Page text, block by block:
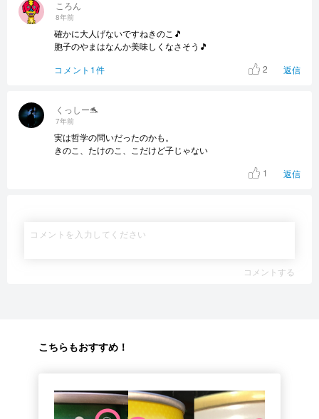
くっしー🐬
7年前
実は哲学の問いだったのかも。
きのこ、たけのこ、こだけど子じゃない
1
返信
ころん
8年前
確かに大人げないですねきのこ🎵
胞子のやまはなんか美味しくなさそう🎵
コメント1件
2 返信
コメントする
こちらもおすすめ！